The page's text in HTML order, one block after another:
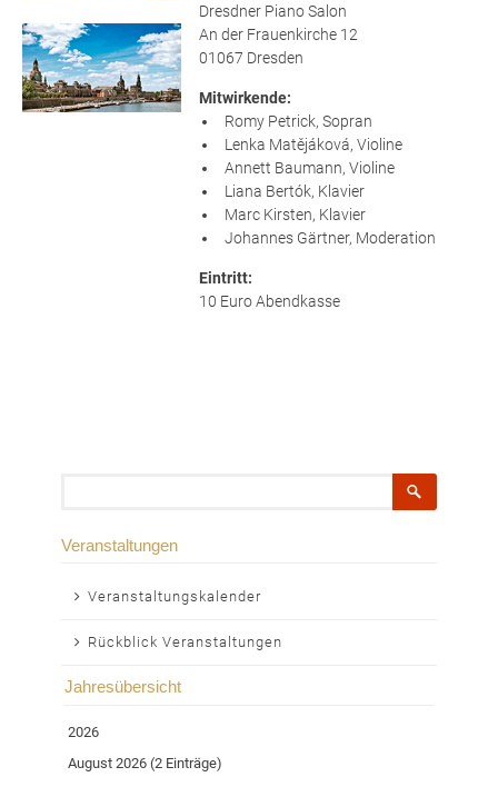
Dresdner Piano Salon
An der Frauenkirche 12
01067 Dresden
Mitwirkende:
Romy Petrick, Sopran
Lenka Matějáková, Violine
Annett Baumann, Violine
Liana Bertók, Klavier
Marc Kirsten, Klavier
Johannes Gärtner, Moderation
Eintritt:
10 Euro Abendkasse
Veranstaltungen
Navigation
Veranstaltungskalender
Rückblick Veranstaltungen
Jahresübersicht
2026
August 2026 (2 Einträge)